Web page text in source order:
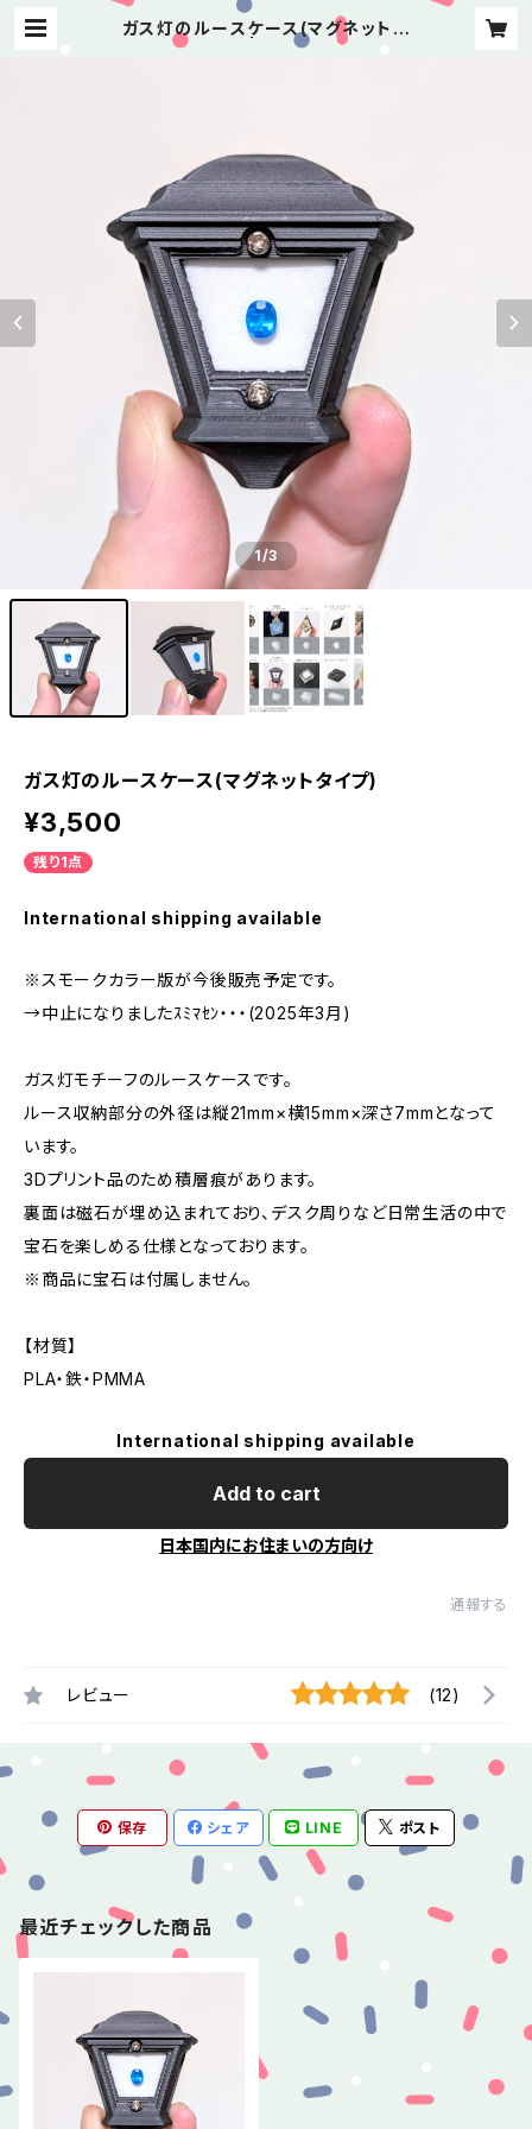
ガス灯のルースケース(マグネットタ
イプ) | よしけい
1/3
ガス灯のルースケース(マグネットタイプ)
¥3,500
残り1点
International shipping available
※スモークカラー版が今後販売予定です。
→中止になりましたｽﾐﾏｾﾝ・・・(2025年3月)
ガス灯モチーフのルースケースです。
ルース収納部分の外径は縦21mm×横15mm×深さ7mmとなって
います。
3Dプリント品のため積層痕があります。
裏面は磁石が埋め込まれており、デスク周りなど日常生活の中で
宝石を楽しめる仕様となっております。
※商品に宝石は付属しません。
【材質】
PLA・鉄・PMMA
International shipping available
Add to cart
日本国内にお住まいの方向け
通報する
レビュー (12)
保存 シェア LINE ポスト
最近チェックした商品